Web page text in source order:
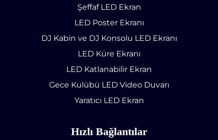
Şeffaf LED Ekran
LED Poster Ekranı
DJ Kabin ve DJ Konsolu LED Ekranı
LED Küre Ekranı
LED Katlanabilir Ekran
Gece Kulübü LED Video Duvarı
Yaratıcı LED Ekran
Hızlı Bağlantılar